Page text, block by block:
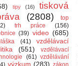
tipy (16)
tisková
(2808)
top
trh práce
(156)
(39) video (685)
(41)
vzdělávací
(551)
vzdělávací
(61) vzdělávání
výzkum (283) zákon